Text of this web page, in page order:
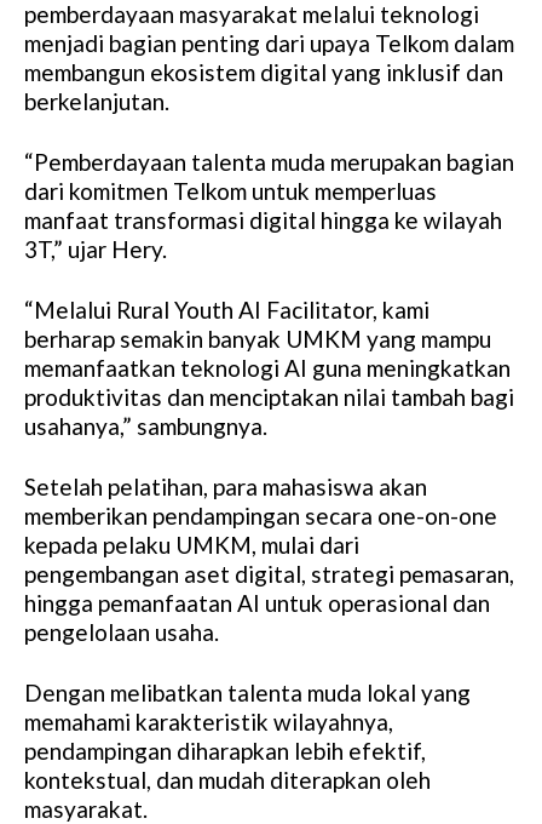
pemberdayaan masyarakat melalui teknologi
menjadi bagian penting dari upaya Telkom dalam
membangun ekosistem digital yang inklusif dan
berkelanjutan.
“Pemberdayaan talenta muda merupakan bagian
dari komitmen Telkom untuk memperluas
manfaat transformasi digital hingga ke wilayah
3T,” ujar Hery.
“Melalui Rural Youth AI Facilitator, kami
berharap semakin banyak UMKM yang mampu
memanfaatkan teknologi AI guna meningkatkan
produktivitas dan menciptakan nilai tambah bagi
usahanya,” sambungnya.
Setelah pelatihan, para mahasiswa akan
memberikan pendampingan secara one-on-one
kepada pelaku UMKM, mulai dari
pengembangan aset digital, strategi pemasaran,
hingga pemanfaatan AI untuk operasional dan
pengelolaan usaha.
Dengan melibatkan talenta muda lokal yang
memahami karakteristik wilayahnya,
pendampingan diharapkan lebih efektif,
kontekstual, dan mudah diterapkan oleh
masyarakat.